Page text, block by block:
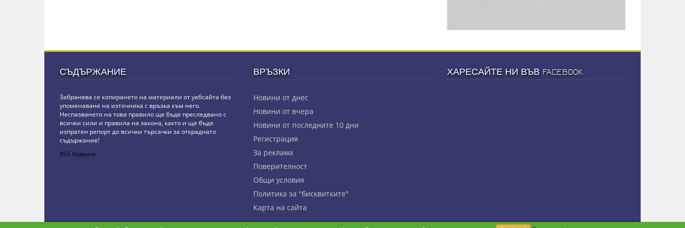
СЪДЪРЖАНИЕ
Забранява се копирането на материали от уебсайта без
упоменаване на източника с връзка към него.
Неспазването на това правило ще бъде преследвано с
всички сили и правила на закона, както и ще бъде
изпратен репорт до всички търсачки за откраднато
съдържание!
RSS Новини
ВРЪЗКИ
Новини от днес
Новини от вчера
Новини от последните 10 дни
Регистрация
За реклама
Πoвepитeлнocт
Общи условия
Политика за "бисквитките"
Карта на сайта
ХАРЕСАЙТЕ НИ ВЪВ FACEBOOK